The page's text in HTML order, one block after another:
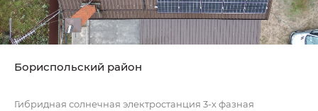
Бориспольский район
Гибридная солнечная электростанция 3-х фазная